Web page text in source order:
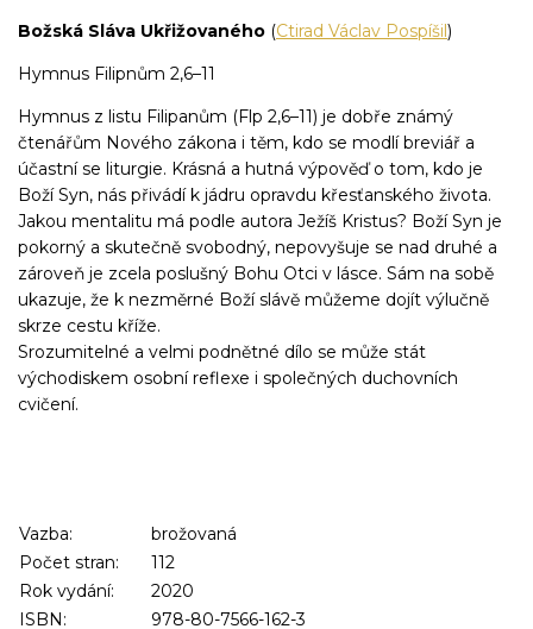
Božská Sláva Ukřižovaného (Ctirad Václav Pospíšil )
Hymnus Filipnům 2,6–11
Hymnus z listu Filipanům (Flp 2,6–11) je dobře známý
čtenářům Nového zákona i těm, kdo se modlí breviář a
účastní se liturgie. Krásná a hutná výpověď o tom, kdo je
Boží Syn, nás přivádí k jádru opravdu křesťanského života.
Jakou mentalitu má podle autora Ježíš Kristus? Boží Syn je
pokorný a skutečně svobodný, nepovyšuje se nad druhé a
zároveň je zcela poslušný Bohu Otci v lásce. Sám na sobě
ukazuje, že k nezměrné Boží slávě můžeme dojít výlučně
skrze cestu kříže.
Srozumitelné a velmi podnětné dílo se může stát
východiskem osobní reflexe i společných duchovních
cvičení.
Vazba:
brožovaná
Počet stran:
112
Rok vydání:
2020
ISBN:
978-80-7566-162-3